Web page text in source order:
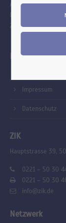
Als
Leidenschaft für
Zahntechnik. Wir
Links
Impressum
Datenschutz
ZIK
Hauptstrasse 39,
0221 – 50 30
0221 – 50 30
info@zik.de
Netzwerk